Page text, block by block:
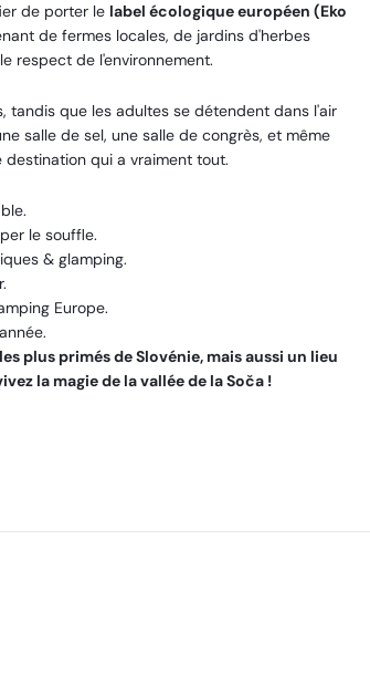
de porter le label écologique européen (Eko
de fermes locales, de jardins d'herbes
respect de l'environnement.
tandis que les adultes se détendent dans l'air
salle de sel, une salle de congrès, et même
qui a vraiment tout.
le souffle.
& glamping.
Europe.
plus primés de Slovénie, mais aussi un lieu
la magie de la vallée de la Soča !